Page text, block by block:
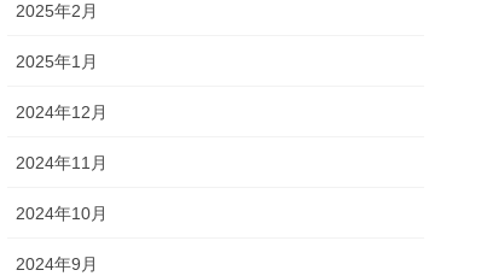
2025年2月
2025年1月
2024年12月
2024年11月
2024年10月
2024年9月